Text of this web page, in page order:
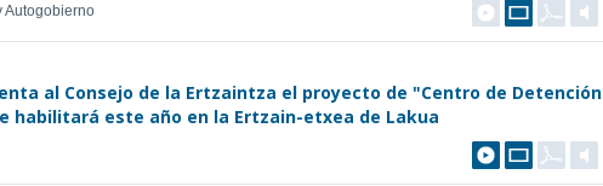
Autogobierno
al Consejo de la Ertzaintza el proyecto de "Centro de Detención
habilitará este año en la Ertzain-etxea de Lakua